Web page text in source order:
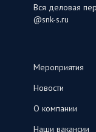
Вся деловая
@snk-s.ru
Мероприятия
Новости
О компании
Наши вакансии